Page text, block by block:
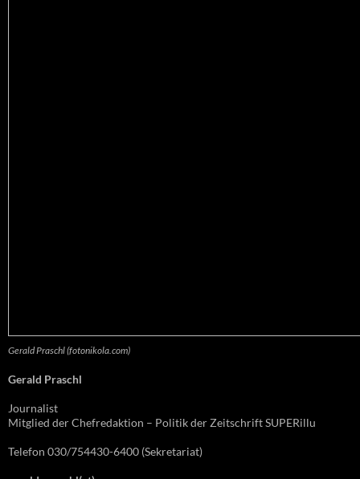
Gerald Praschl (fotonikola.com)
Gerald Praschl
Journalist
Mitglied der Chefredaktion – Politik der Zeitschrift SUPERillu
Telefon 030/754430-6400 (Sekretariat)